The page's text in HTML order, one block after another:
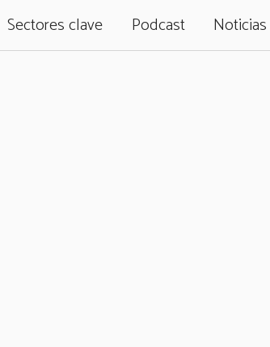
Sectores clave Podcast Noticias